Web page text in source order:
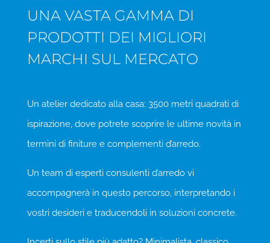
UNA VASTA GAMMA DI
PRODOTTI DEI MIGLIORI
MARCHI SUL MERCATO
Un atelier dedicato alla casa: 3500 metri quadrati di
ispirazione, dove potrete scoprire le ultime novità in
termini di finiture e complementi d’arredo.
Un team di esperti consulenti d’arredo vi
accompagnerà in questo percorso, interpretando i
vostri desideri e traducendoli in soluzioni concrete.